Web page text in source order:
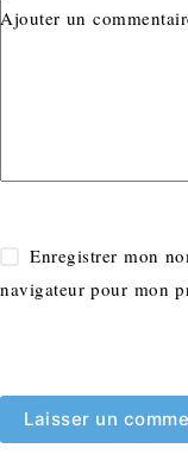
Ajouter un
Enregistrer mon
navigateur pour mon
Laisser un